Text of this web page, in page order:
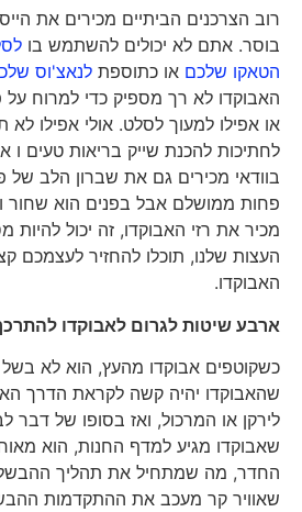
רוב הצרכנים הביתיים מכירים את
בוסר. אתם לא יכולים להשתמש בו לסלט
הטאקו שלכםאו כתוספתלנאצ'וס שלכם
האבוקדו לא רך מספיק כדי למרוח על
או אפילו למעוך לסלט. אולי אפילו לא
לחתיכות להכנת שייק בריאות טעים ו
בוודאי מכירים גם את שברון הלב של
פחות ממושלם אבל בפנים הוא שחור
מכיר את רזי האבוקדו, זה יכול להיות
העצות שלנו, תוכלו להחזיר לעצמכם
האבוקדו.
ארבע שיטות לגרום לאבוקדו להתרכך
כשקוטפים אבוקדו מהעץ, הוא לא בשל
שהאבוקדו יהיה קשה לקראת הדרך
לירקן או המרכול, ואז בסופו של דבר
שאבוקדו מגיע למדף החנות, הוא
החדר, מה שמתחיל את תהליך ההבשלה
שאוויר קר מעכב את ההתקדמות